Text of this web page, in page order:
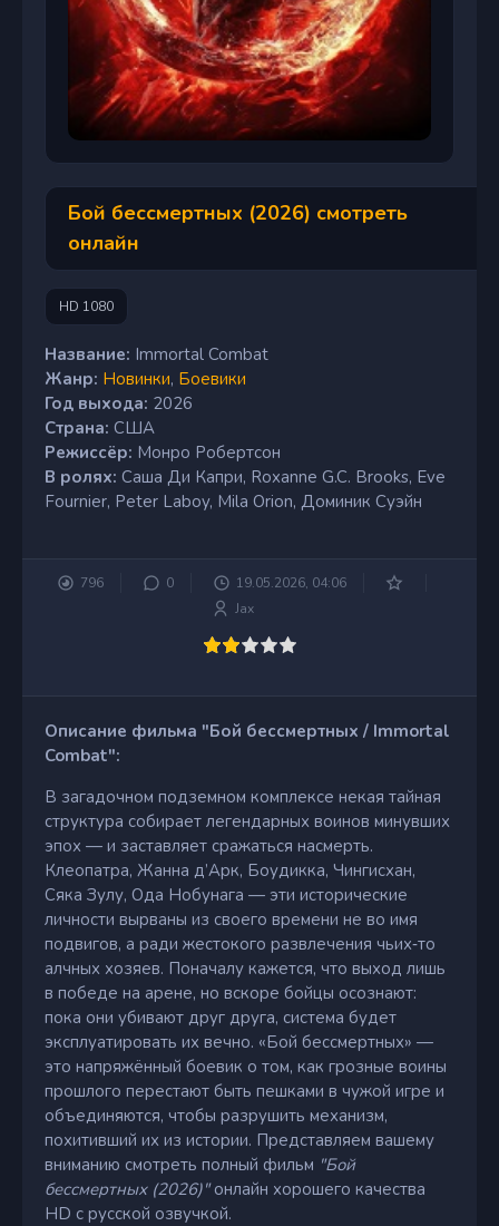
Бой бессмертных (2026) смотреть
онлайн
HD 1080
Название: Immortal Combat
Жанр: Новинки, Боевики
Год выхода: 2026
Страна: США
Режиссёр: Монро Робертсон
В ролях: Саша Ди Капри, Roxanne G.C. Brooks, Eve
Fournier, Peter Laboy, Mila Orion, Доминик Суэйн
796 0
19.05.2026, 04:06
Jax
Описание фильма "Бой бессмертных / Immortal
Combat":
В загадочном подземном комплексе некая тайная
структура собирает легендарных воинов минувших
эпох — и заставляет сражаться насмерть.
Клеопатра, Жанна д’Арк, Боудикка, Чингисхан,
Сяка Зулу, Ода Нобунага — эти исторические
личности вырваны из своего времени не во имя
подвигов, а ради жестокого развлечения чьих‑то
алчных хозяев. Поначалу кажется, что выход лишь
в победе на арене, но вскоре бойцы осознают:
пока они убивают друг друга, система будет
эксплуатировать их вечно. «Бой бессмертных» —
это напряжённый боевик о том, как грозные воины
прошлого перестают быть пешками в чужой игре и
объединяются, чтобы разрушить механизм,
похитивший их из истории. Представляем вашему
вниманию смотреть полный фильм "Бой
бессмертных (2026)"онлайн хорошего качества
HD с русской озвучкой.